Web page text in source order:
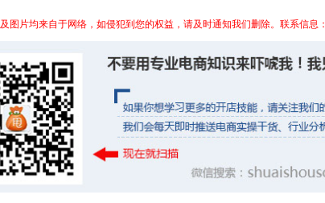
图片均来自于网络，如侵犯到您的权益，请及时通知我们删除。联系信息：